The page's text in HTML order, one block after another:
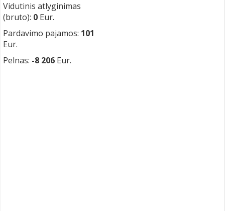
Vidutinis atlyginimas
(bruto): 0 Eur.
Pardavimo pajamos: 101
Eur.
Pelnas: -8 206 Eur.